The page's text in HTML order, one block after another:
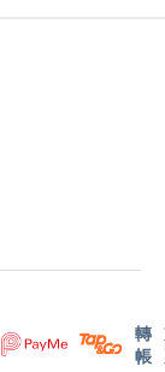
確認信以確
6個月，客
) 接受有關
個工作天內
風和睦家醫
需要紙質報
轉
帳